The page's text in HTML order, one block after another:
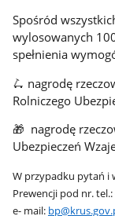
Spośród
wylosowanych
spełnienia
🛴 nagrodę
Rolniczego
🎁 nagrodę
Ubezpieczeń
W przypadku pytań i
Prewencji pod nr. tel.:
e- mail: